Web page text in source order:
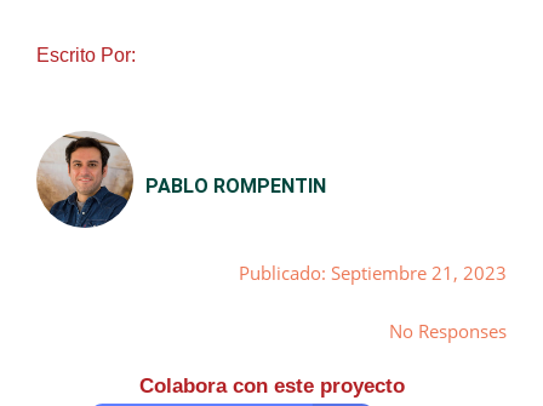
Escrito Por:
PABLO ROMPENTIN
Publicado: Septiembre 21, 2023
No Responses
Colabora con este proyecto